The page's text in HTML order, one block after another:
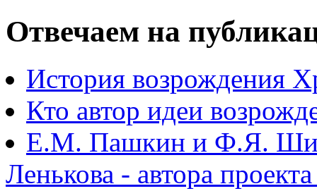
Отвечаем на
История возрождения
Кто автор идеи
Е.М. Пашкин и Ф.Я.
Ленькова - автора